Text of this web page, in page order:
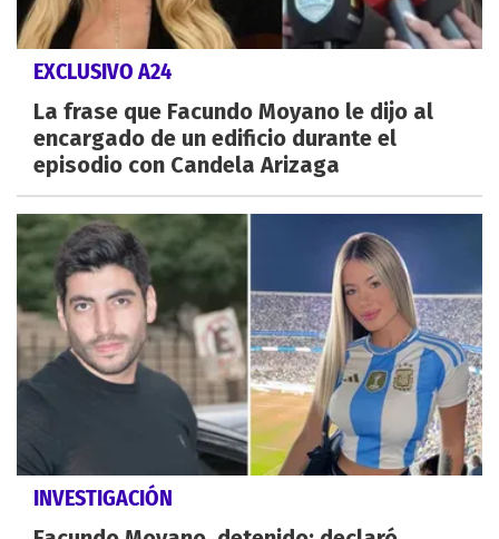
EXCLUSIVO A24
La frase que Facundo Moyano le dijo al
encargado de un edificio durante el
episodio con Candela Arizaga
INVESTIGACIÓN